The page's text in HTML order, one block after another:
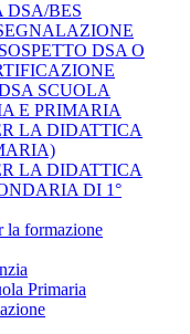
DSA/BES
DSA O
SCUOLA
E PRIMARIA
LA DIDATTICA
LA DIDATTICA
DI 1°
formazione
Primaria